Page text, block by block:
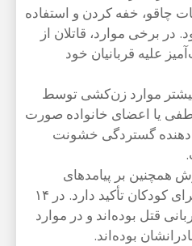
چاقو، خفه کردن و استفاده
برخی موارد، قاتلان از
علیه قربانیان خود
موارد زن‌کشی توسط
یا اعضای خانواده صورت
گستردگی خشونت
همچنین بر پیامدهای
فاجعه‌بار این قتل‌ها برای کودکان تأکید دارد. در ۱۴
قتل بوده‌اند و در موارد
بوده‌اند.